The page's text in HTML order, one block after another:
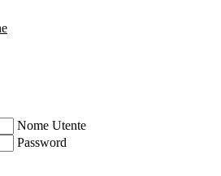
Nome Utente
Password